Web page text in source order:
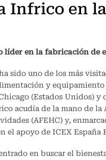
Infrico en
líder en la fabricación de
sido uno de los más
y
(Estados Unidos) y
acudía de la mano de
(AFEHC) y,
el apoyo de ICEX
en buscar el